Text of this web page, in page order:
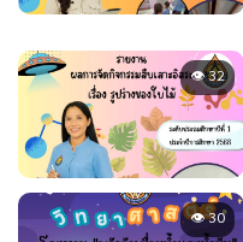
👁 32
👁 30